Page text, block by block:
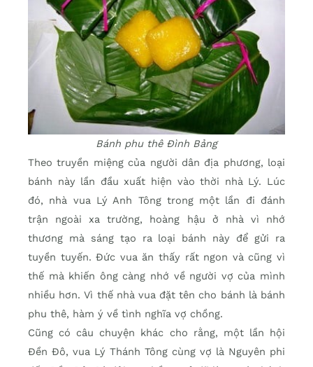
Bánh phu thê Đình Bảng
Theo truyền miệng của người dân địa phương, loại
bánh này lần đầu xuất hiện vào thời nhà Lý. Lúc
đó, nhà vua Lý Anh Tông trong một lần đi đánh
trận ngoài xa trường, hoàng hậu ở nhà vì nhớ
thương mà sáng tạo ra loại bánh này để gửi ra
tuyền tuyến. Đức vua ăn thấy rất ngon và cũng vì
thế mà khiến ông càng nhớ về người vợ của mình
nhiều hơn. Vì thế nhà vua đặt tên cho bánh là bánh
phu thê, hàm ý về tình nghĩa vợ chồng.
Cũng có câu chuyện khác cho rằng, một lần hội
Đền Đô, vua Lý Thánh Tông cùng vợ là Nguyên phi